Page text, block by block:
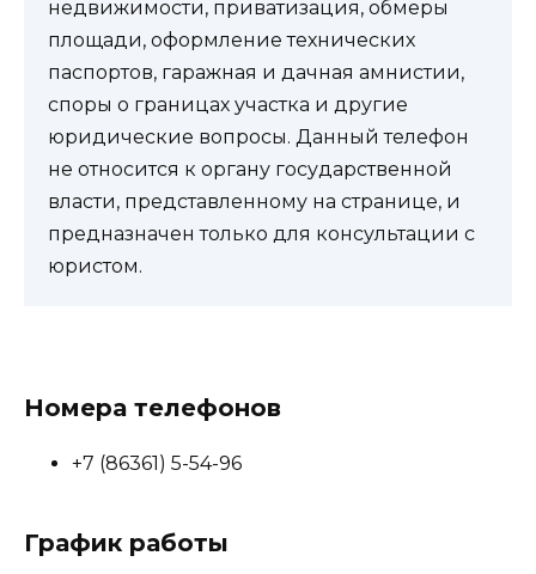
недвижимости, приватизация, обмеры
площади, оформление технических
паспортов, гаражная и дачная амнистии,
споры о границах участка и другие
юридические вопросы. Данный телефон
не относится к органу государственной
власти, представленному на странице, и
предназначен только для консультации с
юристом.
Номера телефонов
+7 (86361) 5-54-96
График работы